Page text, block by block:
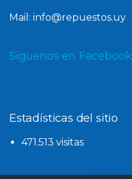
Mail: info@repuestos.uy
Siguenos en Facebook
Estadísticas del sitio
471.513 visitas